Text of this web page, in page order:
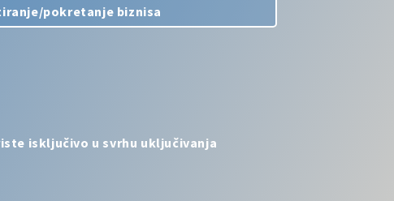
isključivo u svrhu uključivanja